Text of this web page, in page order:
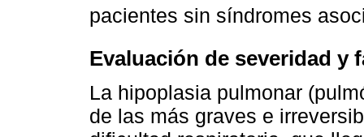
pacientes sin síndromes
Evaluación de severidad y
La hipoplasia pulmonar
de las más graves e